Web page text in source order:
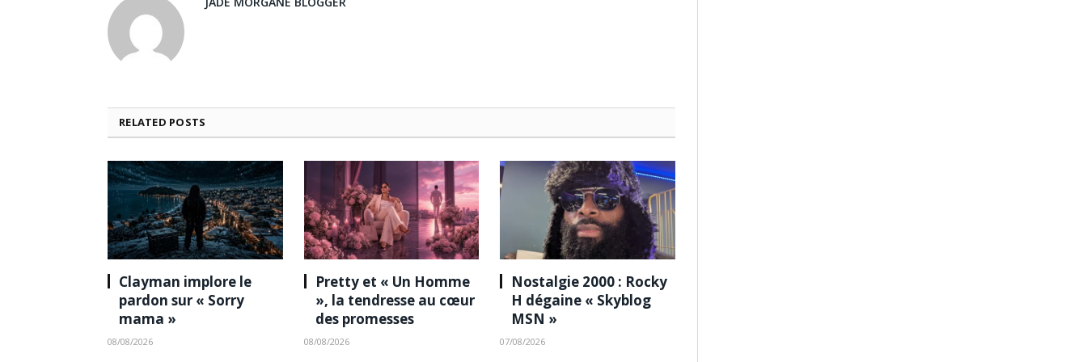
RELATED POSTS
Clayman implore le
pardon sur « Sorry
mama »
08/08/2026
Pretty et « Un Homme
», la tendresse au cœur
des promesses
08/08/2026
Nostalgie 2000 : Rocky
H dégaine « Skyblog
MSN »
07/08/2026